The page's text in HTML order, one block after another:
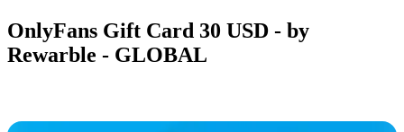
OnlyFans Gift Card 30 USD - by
Rewarble - GLOBAL